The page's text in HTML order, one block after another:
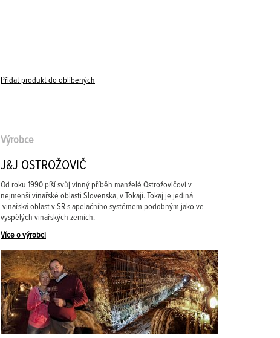
Přidat produkt do oblíbených
Výrobce
J&J OSTROŽOVIČ
Od roku 1990 píší svůj vinný příběh manželé Ostrožovičovi v
nejmenší vinařské oblasti Slovenska, v Tokaji. Tokaj je jediná
vinařská oblast v SR s apelačního systémem podobným jako ve
vyspělých vinařských zemích.
Více o výrobci